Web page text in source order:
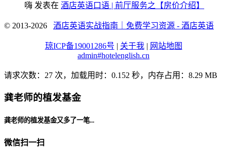
嗨 发表在 酒店英语口语 | 前厅服务之【房价介绍】
© 2013-2026 酒店英语实战指南｜免费学习资源 - 酒店英语
琼ICP备19001286号 | 关于我 | 网站地图
admin#hotelenglish.cn
请求次数：27 次，加载用时：0.152 秒，内存占用：8.29 MB
龚老师的植发基金
龚老师的植发基金又多了一笔...
微信扫一扫